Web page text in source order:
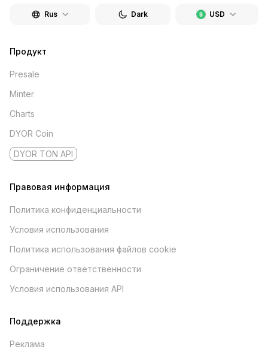
Rus USD
Dark
Продукт
Presale
Minter
Charts
DYOR Coin
DYOR TON API
Правовая информация
Политика конфиденциальности
Условия использования
Политика использования файлов cookie
Ограничение ответственности
Условия использования API
Поддержка
Реклама